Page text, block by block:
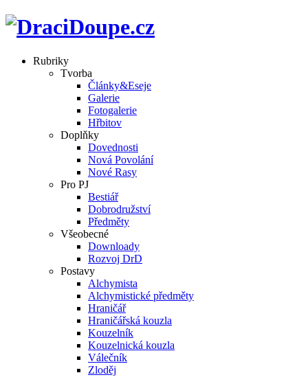
Rubriky
Tvorba
Články&Eseje
Galerie
Fotogalerie
Hřbitov
Doplňky
Dovednosti
Nová Povolání
Nové Rasy
Pro PJ
Bestiář
Dobrodružství
Předměty
Všeobecné
Downloady
Rozvoj DrD
Postavy
Alchymista
Alchymistické předměty
Hraničář
Hraničářská kouzla
Kouzelník
Kouzelnická kouzla
Válečník
Zloděj